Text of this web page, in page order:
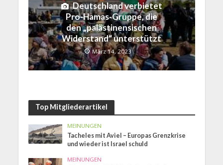
Deutschland verbietet
Pro-Hamas-Gruppe, die
den „palästinensischen
Widerstand“ unterstützt
März 14, 2023
Top Mitgliederartikel
MEINUNGEN
Tacheles mit Aviel – Europas Grenzkrise
und wieder ist Israel schuld
MEINUNGEN